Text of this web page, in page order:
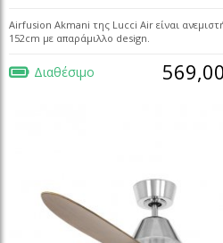
Airfusion Akmani της Lucci Air είναι
152cm με απαράμιλλο design.
Διαθέσιμο